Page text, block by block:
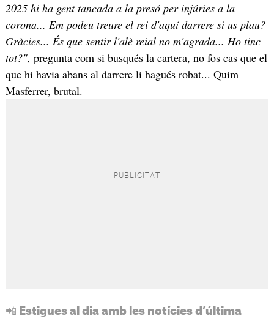
2025 hi ha gent tancada a la presó per injúries a la
corona... Em podeu treure el rei d'aquí darrere si us plau?
Gràcies... És que sentir l'alè reial no m'agrada... Ho tinc
tot?", pregunta com si busqués la cartera, no fos cas que el
que hi havia abans al darrere li hagués robat... Quim
Masferrer, brutal.
📲 Estigues al dia amb les notícies d’última